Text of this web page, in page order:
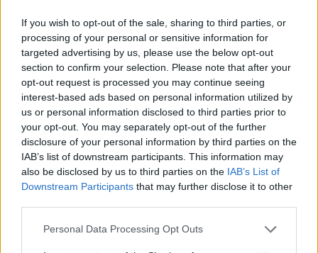
If you wish to opt-out of the sale, sharing to third parties, or
processing of your personal or sensitive information for
targeted advertising by us, please use the below opt-out
section to confirm your selection. Please note that after your
opt-out request is processed you may continue seeing
interest-based ads based on personal information utilized by
us or personal information disclosed to third parties prior to
your opt-out. You may separately opt-out of the further
disclosure of your personal information by third parties on the
IAB’s list of downstream participants. This information may
also be disclosed by us to third parties on the IAB’s List of
Downstream Participants that may further disclose it to other
Please note that this website/app uses one or more Google
Personal Data Processing Opt Outs
A dokumentumdrámának sokkal szélesebbek a
határai, mint ahogy Szerbiában azokat feszegetni
szokás: a színészek önéletrajzi vallomásain és a
mások által megírt szövegek interpretálása mellett
kismillió más megoldás is létezik. Interjúk, valós, ám
távoli életek és azok szimulákrumainak beemelése,
portrék és a nyilvánosságra irányított mondatok,
amelyek valamiképp egy adott témát járnak körül.
Például a nőt.
A Hét című fölolvasószínházi projektum (amely
ebben a minőségében járja a Nyugat-Balkánt)